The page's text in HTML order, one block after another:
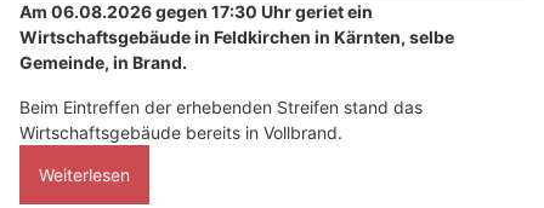
Am 06.08.2026 gegen 17:30 Uhr geriet ein
Wirtschaftsgebäude in Feldkirchen in Kärnten, selbe
Gemeinde, in Brand.
Beim Eintreffen der erhebenden Streifen stand das
Wirtschaftsgebäude bereits in Vollbrand.
Weiterlesen